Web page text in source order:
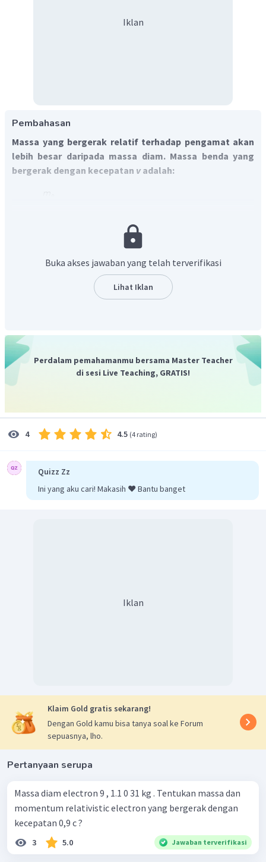
Iklan
Pembahasan
Massa yang bergerak relatif terhadap pengamat akan
lebih besar daripada massa diam. Massa benda yang
bergerak dengan kecepatan v adalah:
Benda menumbuk dan menempel benda lain yang
sejenis, mengalami tumbukan tak lenting sama sekali
sama).
kecepatan partikel
Buka akses jawaban yang telah terverifikasi
Lihat Iklan
Perdalam pemahamanmu bersama Master Teacher
di sesi Live Teaching, GRATIS!
4 4.5 (4 rating)
Quizz Zz
Ini yang aku cari! Makasih ❤️ Bantu banget
Iklan
Klaim Gold gratis sekarang!
Dengan Gold kamu bisa tanya soal ke Forum
sepuasnya, lho.
Pertanyaan serupa
Massa diam electron 9 , 1.1 0 31 kg . Tentukan massa dan
momentum relativistic electron yang bergerak dengan
kecepatan 0,9 c ?
3 5.0 Jawaban terverifikasi